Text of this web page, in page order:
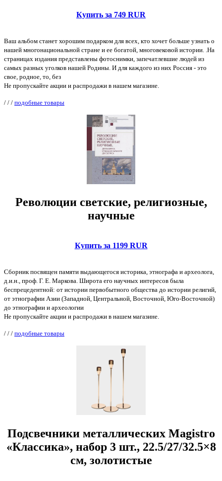
Купить за 749 RUR
Ваш альбом станет хорошим подарком для всех, кто хочет больше узнать о
нашей многонациональной стране и ее богатой, многовековой истории. .На
страницах издания представлены фотоснимки, запечатлевшие людей из
самых разных уголков нашей Родины. И для каждого из них Россия - это
свое, родное, то, без
Не пропускайте акции и распродажи в нашем магазине.
/ / / подобные товары
Революции светские, религиозные,
научные
Купить за 1199 RUR
Сборник посвящен памяти выдающегося историка, этнографа и археолога,
д.и.н., проф. Г. Е. Маркова. Широта его научных интересов была
беспрецедентной: от истории первобытного общества до истории религий,
от этнографии Азии (Западной, Центральной, Восточной, Юго-Восточной)
до этнографии и археологии
Не пропускайте акции и распродажи в нашем магазине.
/ / / подобные товары
Подсвечники металлических Magistro
«Классика», набор 3 шт., 22.5/27/32.5×8
см, золотистые